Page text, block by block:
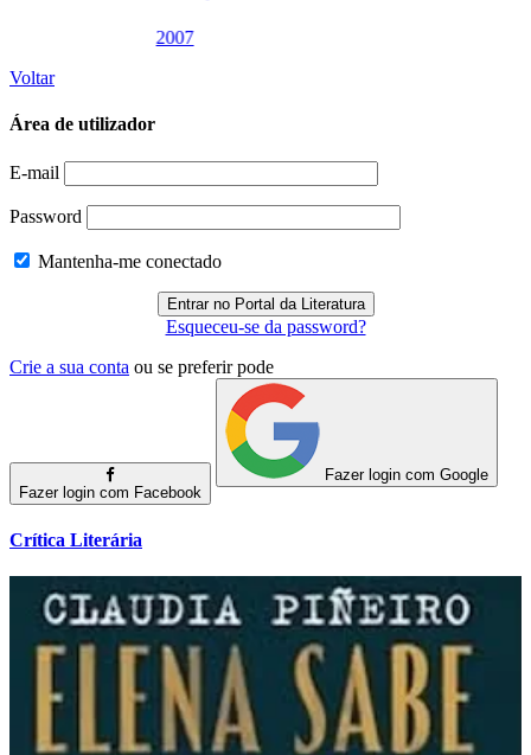
Voltar
Área de utilizador
E-mail
Password
Mantenha-me conectado
Esqueceu-se da password?
Crie a sua conta ou se preferir pode
Fazer login com Facebook
Fazer login com Google
Crítica Literária